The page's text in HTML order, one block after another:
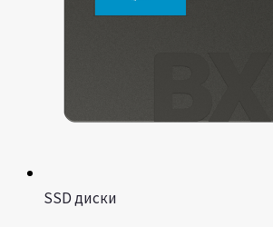
SSD диски